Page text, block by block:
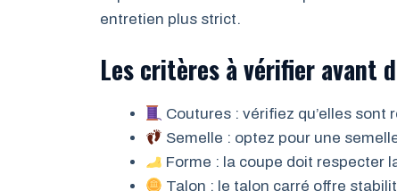
entretien plus strict.
Les critères à vérifier avant
Coutures : vérifiez qu’elles
Semelle : optez pour une
Forme : la coupe doit respecter
Talon : le talon carré offre